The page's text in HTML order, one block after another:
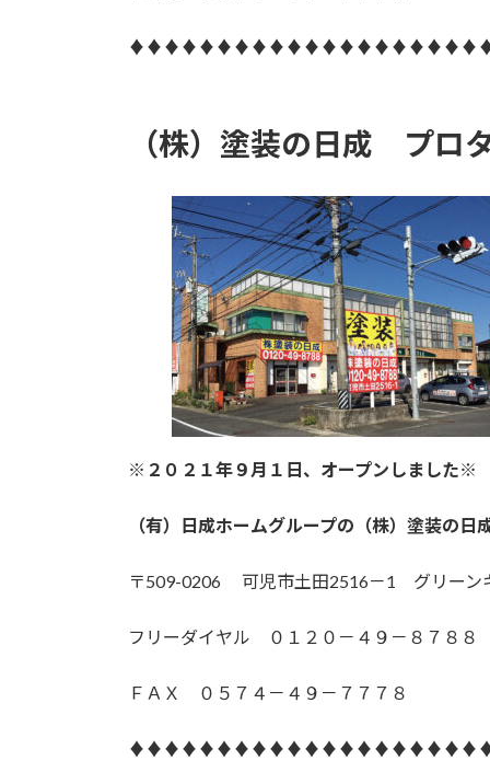
（株）塗装の日成 プロ
※２０２１年９月１日、オープンしました
（有）日成ホームグループの（株）塗装の日
〒509-0206 可児市土田2516－1 グリーン
フリーダイヤル ０１２０－４９－８７８８
ＦＡＸ ０５７４－４９－７７７８